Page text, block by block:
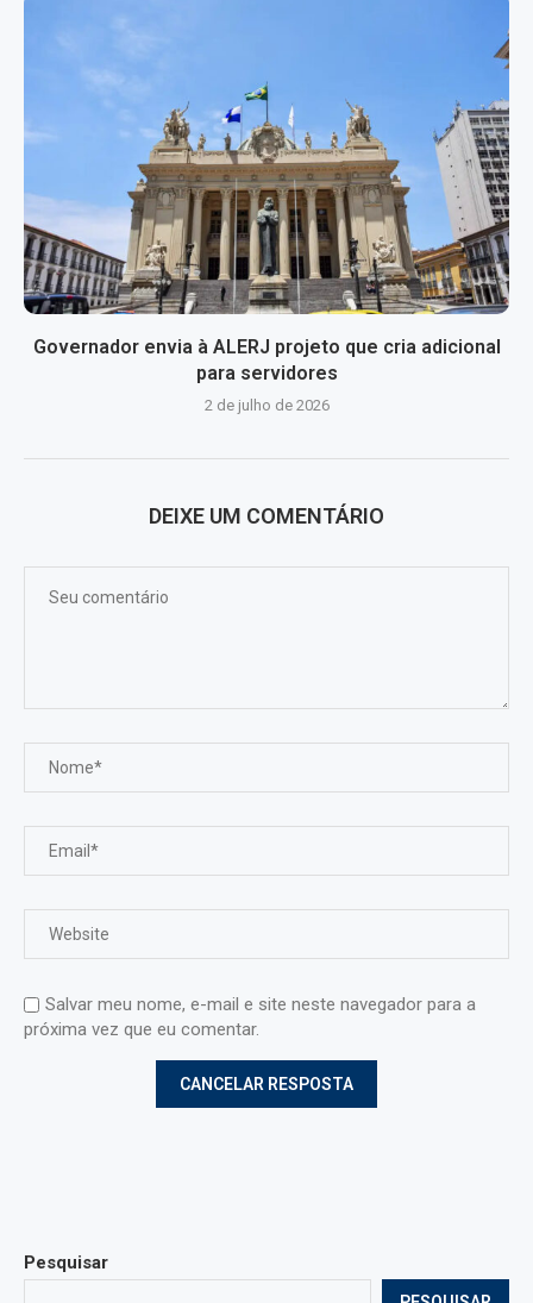
Governador envia à ALERJ projeto que cria adicional
para servidores
2 de julho de 2026
DEIXE UM COMENTÁRIO
Salvar meu nome, e-mail e site neste navegador para a
próxima vez que eu comentar.
Pesquisar